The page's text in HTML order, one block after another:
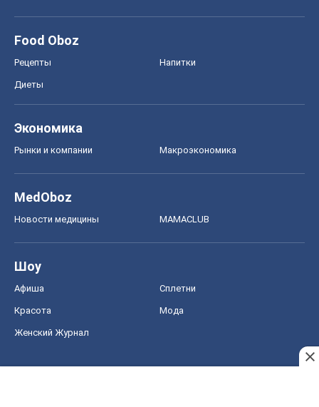
Food Oboz
Рецепты Напитки
Диеты
Экономика
Рынки и компании Mакроэкономика
MedOboz
Новости медицины MAMACLUB
Шоу
Афиша Сплетни
Красота Мода
Женский Журнал